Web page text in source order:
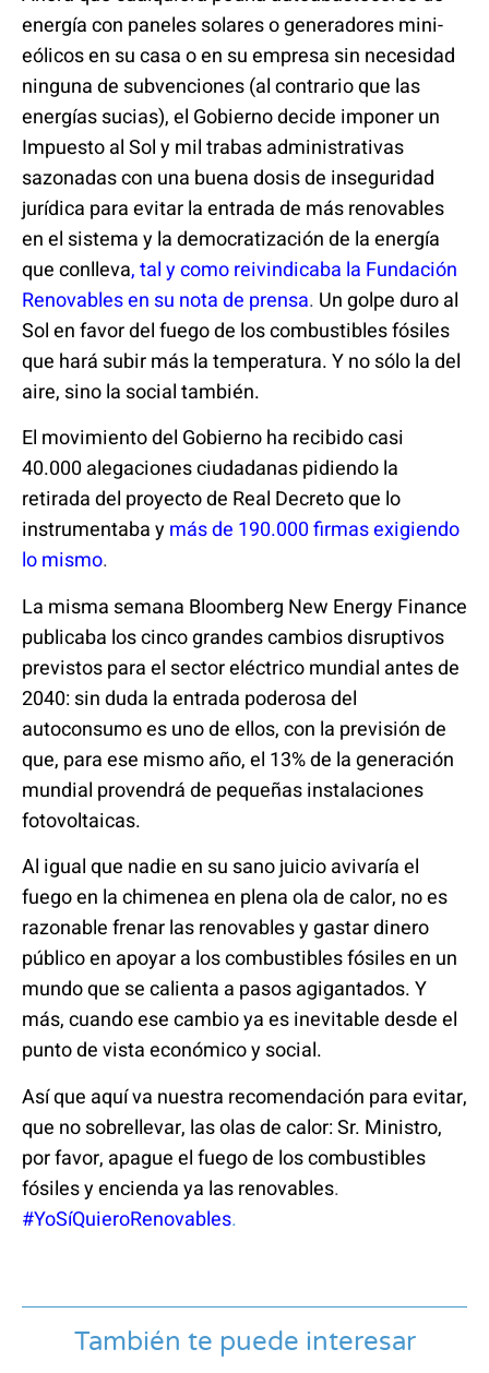
energía con paneles solares o generadores mini-
eólicos en su casa o en su empresa sin necesidad
ninguna de subvenciones (al contrario que las
energías sucias),el Gobierno decide imponer un
Impuesto al Sol y mil trabas administrativas
sazonadas con una buena dosis de inseguridad
jurídica para evitar la entrada de más renovables
en el sistema y la democratización de la energía
que conlleva,tal y como reivindicaba la Fundación
Renovables en su nota de prensa. Un golpe duro al
Sol en favor del fuego de los combustibles fósiles
que hará subir más la temperatura. Y no sólo la del
aire, sino la social también.
El movimiento del Gobierno ha recibido casi
40.000 alegaciones ciudadanas pidiendo la
retirada del proyecto de Real Decreto que lo
instrumentaba ymás de 190.000 firmas exigiendo
lo mismo.
La misma semana Bloomberg New Energy Finance
publicaba los cinco grandes cambios disruptivos
previstos para el sector eléctrico mundial antes de
2040: sin duda la entrada poderosa del
autoconsumo es uno de ellos, con la previsión de
que, para ese mismo año, el 13% de la generación
mundial provendrá de pequeñas instalaciones
fotovoltaicas.
Al igual que nadie en su sano juicio avivaría el
fuego en la chimenea en plena ola de calor, no es
razonable frenar las renovables y gastar dinero
público en apoyar a los combustibles fósiles en un
mundo que se calienta a pasos agigantados. Y
más, cuando ese cambio ya es inevitable desde el
punto de vista económico y social.
Así que aquí va nuestra recomendación para evitar,
que no sobrellevar, las olas de calor: Sr. Ministro,
por favor, apague el fuego de los combustibles
fósiles y encienda ya las renovables.
#YoSíQuieroRenovables.
También te puede interesar